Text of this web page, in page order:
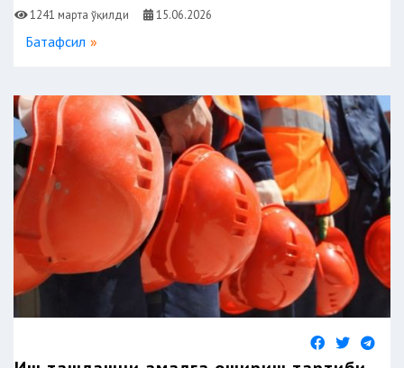
1241 марта ўқилди 15.06.2026
Батафсил